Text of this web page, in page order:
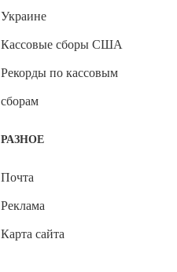
Украине
Кассовые сборы США
Рекорды по кассовым
сборам
РАЗНОЕ
Почта
Реклама
Карта сайта